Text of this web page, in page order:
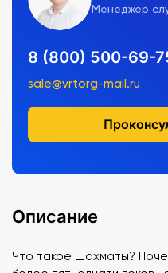
Менеджер
8 (800) 500-69-
sale@vrtorg-mail.ru
Описание
Что такое шахматы?